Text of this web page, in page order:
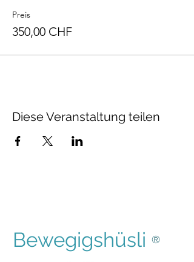
Preis
350,00 CHF
Diese Veranstaltung teilen
Bewegigshüsli ®